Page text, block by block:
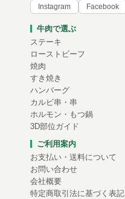
Instagram Facebook
牛肉で選ぶ
ステーキ
ローストビーフ
焼肉
すき焼き
ハンバーグ
カルビ串・串
ホルモン・もつ鍋
3D部位ガイド
ご利用案内
お支払い・送料について
お問い合わせ
会社概要
特定商取引法に基づく表記